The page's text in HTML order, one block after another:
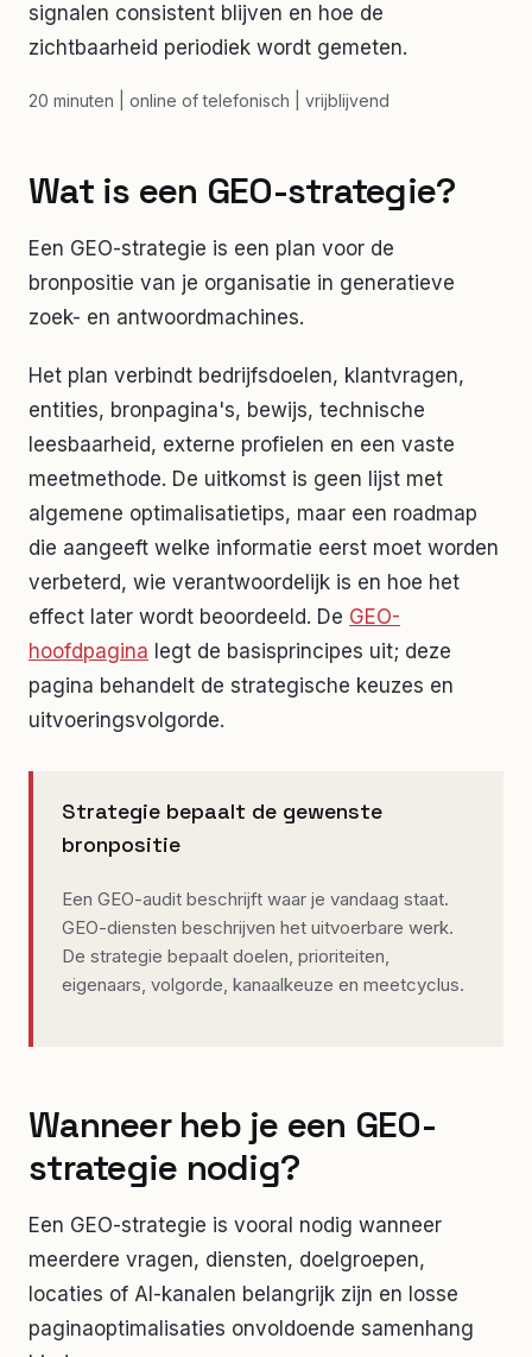
signalen consistent blijven en hoe de
zichtbaarheid periodiek wordt gemeten.
20 minuten | online of telefonisch | vrijblijvend
Wat is een GEO-strategie?
Een GEO-strategie is een plan voor de
bronpositie van je organisatie in generatieve
zoek- en antwoordmachines.
Het plan verbindt bedrijfsdoelen, klantvragen,
entities, bronpagina's, bewijs, technische
leesbaarheid, externe profielen en een vaste
meetmethode. De uitkomst is geen lijst met
algemene optimalisatietips, maar een roadmap
die aangeeft welke informatie eerst moet worden
verbeterd, wie verantwoordelijk is en hoe het
effect later wordt beoordeeld. De GEO-
hoofdpagina legt de basisprincipes uit; deze
pagina behandelt de strategische keuzes en
uitvoeringsvolgorde.
Strategie bepaalt de gewenste
bronpositie
Een GEO-audit beschrijft waar je vandaag staat.
GEO-diensten beschrijven het uitvoerbare werk.
De strategie bepaalt doelen, prioriteiten,
eigenaars, volgorde, kanaalkeuze en meetcyclus.
Wanneer heb je een GEO-
strategie nodig?
Een GEO-strategie is vooral nodig wanneer
meerdere vragen, diensten, doelgroepen,
locaties of AI-kanalen belangrijk zijn en losse
paginaoptimalisaties onvoldoende samenhang